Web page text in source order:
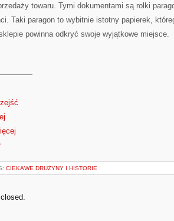
towaru. Tymi dokumentami są rolki
Taki paragon to wybitnie istotny papierek,
powinna odkryć swoje wyjątkowe miejsce.
CIEKAWE DRUŻYNY I HISTORIE